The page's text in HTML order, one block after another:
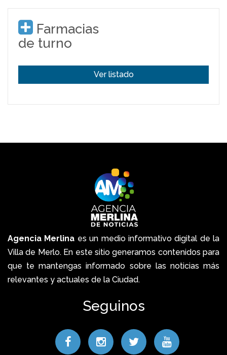
Farmacias
de turno
Ver listado
Agencia Merlina es un medio informativo digital de la
Villa de Merlo. En este sitio generamos contenidos para
que te mantengas informado sobre las noticias más
relevantes y actuales de la Ciudad.
Seguinos